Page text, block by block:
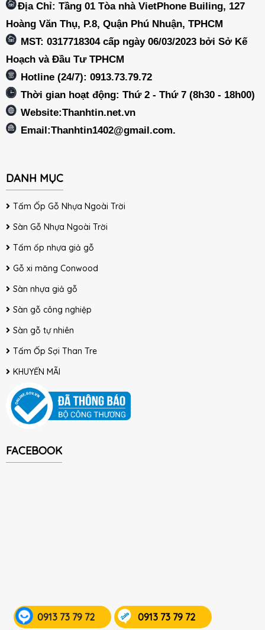
Địa Chỉ: Tầng 01 Tòa nhà VietPhone Builing, 127
Hoàng Văn Thụ, P.8, Quận Phú Nhuận, TPHCM
MST: 0317718304 cấp ngày 06/03/2023 bởi Sở Kế
Hoạch và Đầu Tư TPHCM
Hotline (24/7): 0913.73.79.72
Thời gian hoạt động: Thứ 2 - Thứ 7 (8h30 - 18h00)
Website:Thanhtin.net.vn
Email:Thanhtin1402@gmail.com.
DANH MỤC
Tấm Ốp Gỗ Nhựa Ngoài Trời
Sàn Gỗ Nhựa Ngoài Trời
Tấm ốp nhựa giả gỗ
Gỗ xi măng Conwood
Sàn nhựa giả gỗ
Sàn gỗ công nghiệp
Sàn gỗ tự nhiên
Tấm Ốp Sợi Than Tre
KHUYẾN MÃI
FACEBOOK
0913 73 79 72 0913 73 79 72